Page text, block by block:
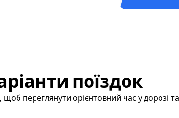
поїздок
переглянути орієнтовний час у дорозі та